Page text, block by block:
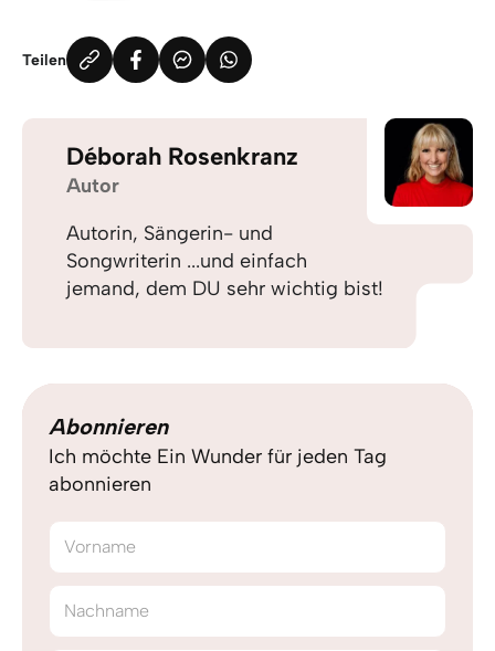
Teilen
Déborah Rosenkranz
Autor
Autorin, Sängerin- und
Songwriterin ...und einfach
jemand, dem DU sehr wichtig bist!
Abonnieren
Ich möchte Ein Wunder für jeden Tag
abonnieren
Vorname
Nachname